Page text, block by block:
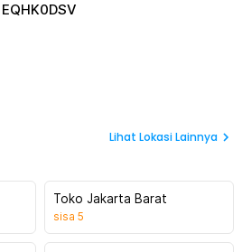
EQHK0DSV
Lihat Lokasi Lainnya
Toko Jakarta Barat
sisa 5